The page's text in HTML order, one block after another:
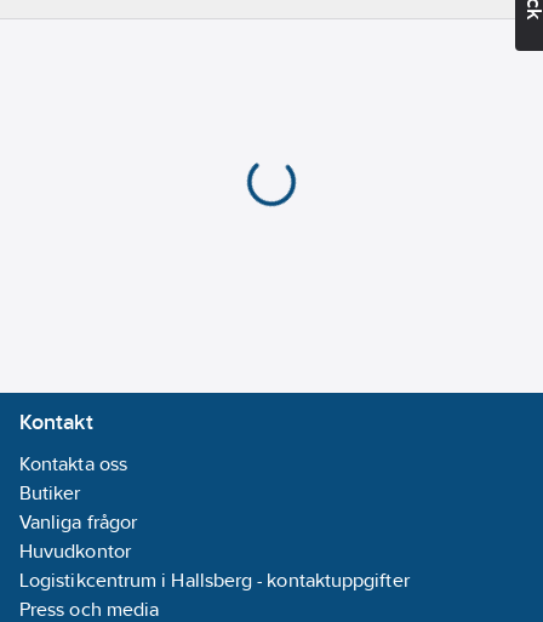
Radiofrekvens:
Kontakt
Kontakta oss
Butiker
Vanliga frågor
Huvudkontor
Logistikcentrum i Hallsberg - kontaktuppgifter
Press och media